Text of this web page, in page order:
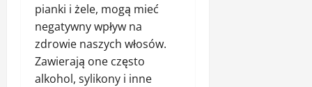
pianki i żele, mogą mieć
negatywny wpływ na
zdrowie naszych włosów.
Zawierają one często
alkohol, sylikony i inne